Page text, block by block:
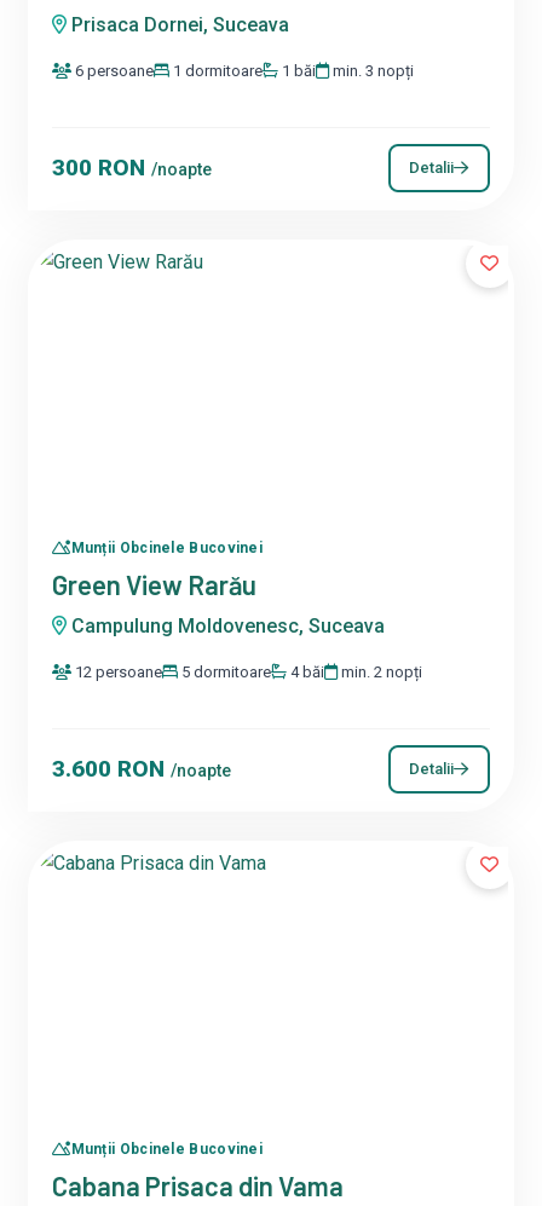
Prisaca Dornei, Suceava
6 persoane 1 dormitoare 1 băi min. 3 nopți
300 RON/noapte Detalii
Munții Obcinele Bucovinei
Green View Rarău
Campulung Moldovenesc, Suceava
12 persoane 5 dormitoare 4 băi min. 2 nopți
3.600 RON/noapte Detalii
Munții Obcinele Bucovinei
Cabana Prisaca din Vama